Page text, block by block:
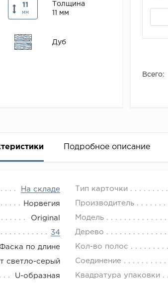
11
мм
Толщина
11 мм
Дуб
Всего:
Подробное описание
На складе Тип карточки
Норвегия Производитель
Original Модель
34 Дерево
по длине Кол-во полос
светло-серый Соединение
U-образная Квадратура упаковки